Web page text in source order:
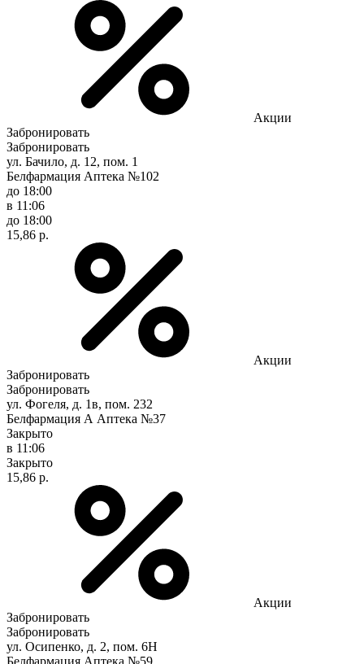
Акции
Забронировать
Забронировать
ул. Бачило, д. 12, пом. 1
Белфармация Аптека №102
до 18:00
в 11:06
до 18:00
15,86 р.
Акции
Забронировать
Забронировать
ул. Фогеля, д. 1в, пом. 232
Белфармация А Аптека №37
Закрыто
в 11:06
Закрыто
15,86 р.
Акции
Забронировать
Забронировать
ул. Осипенко, д. 2, пом. 6Н
Белфармация Аптека №59